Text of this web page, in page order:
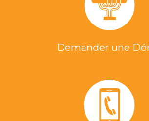
Demander une